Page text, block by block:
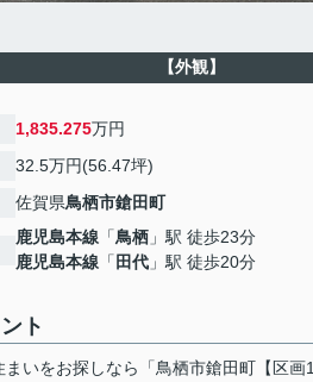
【外観】
1,835.275万円
32.5万円(56.47坪)
佐賀県鳥栖市鎗田町
鹿児島本線 「鳥栖 」駅 徒歩23分
鹿児島本線 「 田代 」駅 徒歩20分
ト
まいをお探しなら「鳥栖市鎗田町【区